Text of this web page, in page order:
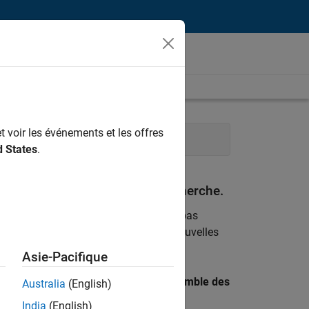
Finances et opérations
à vos critères de recherche.
. Si malgré tout vous ne trouvez pas
pour vous tenir au courant des nouvelles
par lieu pour trouver l’ensemble des
voir les événements et les offres
States.
Asie-Pacifique
Australia (English)
India (English)